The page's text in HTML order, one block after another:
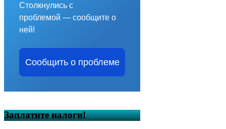
Столкнулись с
проблемой — сообщите о
ней!
Сообщить о проблеме
Заплатите налоги!